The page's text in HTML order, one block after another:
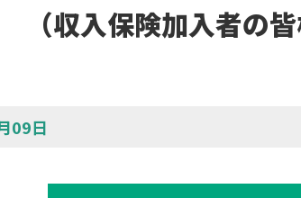
（収入保険加入者の
09日